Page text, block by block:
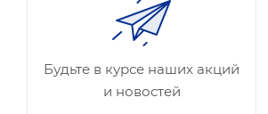
Будьте в курсе наших акций
и новостей